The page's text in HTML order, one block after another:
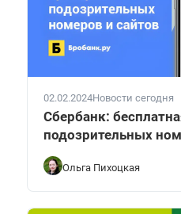
02.02.2024Новости сегодня
Сбербанк:
подозрительных
Ольга Пихоцкая